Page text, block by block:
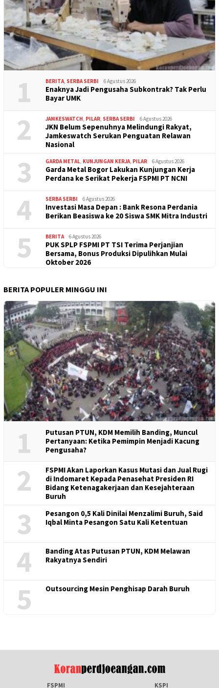
1 BERITA, SERBA SERBI 6 Agustus 2026
Enaknya Jadi Pengusaha Subkontrak? Tak Perlu
Bayar UMK
2 JAMKESWATCH, PILAR, SERBA SERBI 6 Agustus 2026
JKN Belum Sepenuhnya Melindungi Rakyat,
Jamkeswatch Serukan Penguatan Relawan
Nasional
3 GARDA METAL, KUNJUNGAN KERJA, PILAR 6 Agustus 2026
Garda Metal Bogor Lakukan Kunjungan Kerja
Perdana ke Serikat Pekerja FSPMI PT NCNI
4 SERBA SERBI 6 Agustus 2026
Investasi Masa Depan : Bank Resona Perdania
Berikan Beasiswa ke 20 Siswa SMK Mitra Industri
5 BERITA 6 Agustus 2026
PUK SPLP FSPMI PT TSI Terima Perjanjian
Bersama, Bonus Produksi Dipulihkan Mulai
Oktober 2026
BERITA POPULER MINGGU INI
1
Putusan PTUN, KDM Memilih Banding, Muncul
Pertanyaan: Ketika Pemimpin Menjadi Kacung
Pengusaha?
2
FSPMI Akan Laporkan Kasus Mutasi dan Jual Rugi
di Indomaret Kepada Penasehat Presiden RI
Bidang Ketenagakerjaan dan Kesejahteraan
Buruh
3
Pesangon 0,5 Kali Dinilai Menzalimi Buruh, Said
Iqbal Minta Pesangon Satu Kali Ketentuan
4
Banding Atas Putusan PTUN, KDM Melawan
Rakyatnya Sendiri
5 Outsourcing Mesin Penghisap Darah Buruh
FSPMI KSPI